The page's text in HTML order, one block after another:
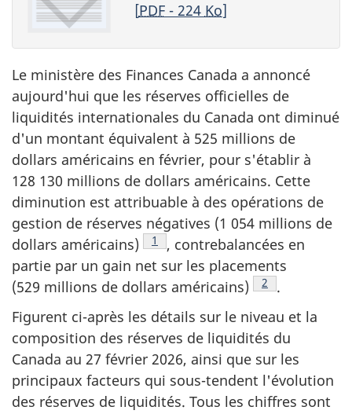
[PDF- 224 Ko]
Le ministère des Finances Canada a annoncé
aujourd'hui que les réserves officielles de
liquidités internationales du Canada ont diminué
d'un montant équivalent à 525 millions de
dollars américains en février, pour s'établir à
128 130 millions de dollars américains. Cette
diminution est attribuable à des opérations de
gestion de réserves négatives (1 054 millions de
dollars américains)
Note de bas de page
1
, contrebalancées en
partie par un gain net sur les placements
(529 millions de dollars américains)
Note de bas de
2
.
Figurent ci-après les détails sur le niveau et la
composition des réserves de liquidités du
Canada au 27 février 2026, ainsi que sur les
principaux facteurs qui sous-tendent l'évolution
des réserves de liquidités. Tous les chiffres sont